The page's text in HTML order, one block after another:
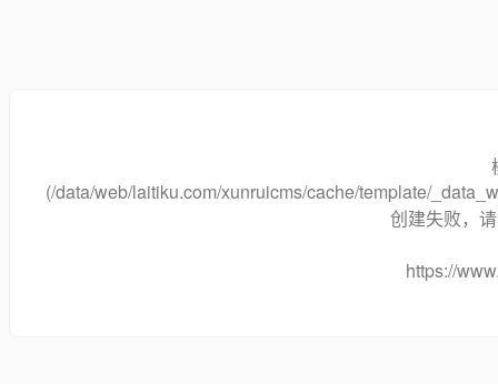
(/data/web/laitiku.com/xunruicms/cache/template/
创建失败，
https://